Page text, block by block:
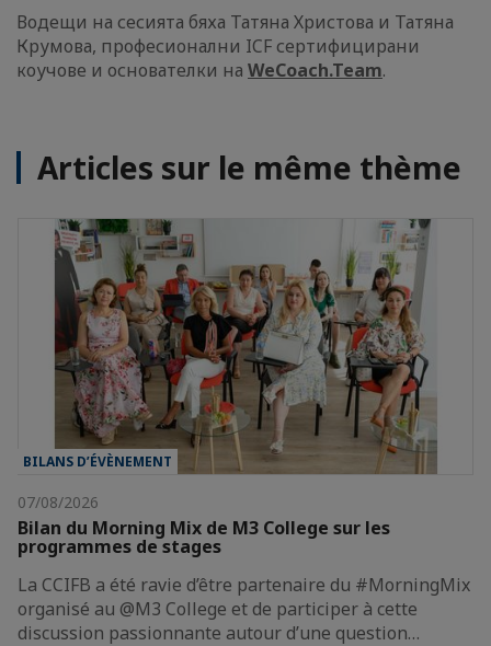
Водещи на сесията бяха Татяна Христова и Татяна
Крумова, професионални ICF сертифицирани
коучове и основателки на WeCoach.Team.
Articles sur le même thème
BILANS D’ÉVÈNEMENT
07/08/2026
Bilan du Morning Mix de M3 College sur les
programmes de stages
La CCIFB a été ravie d’être partenaire du #MorningMix
organisé au @M3 College et de participer à cette
discussion passionnante autour d’une question…